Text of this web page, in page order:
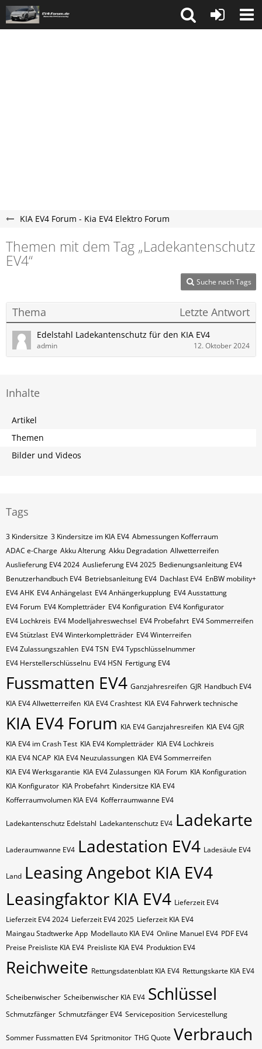
KIA EV4 Forum - Kia EV4 Elektro Forum
Themen mit dem Tag „Ladekantenschutz
EV4“
Suche nach Tags
Thema Letzte Antwort
Edelstahl Ladekantenschutz für den KIA EV4
admin 12. Oktober 2024
Inhalte
Artikel
Themen
Bilder und Videos
Tags
3 Kindersitze 3 Kindersitze im KIA EV4 Abmessungen Kofferraum
ADAC e-Charge Akku Alterung Akku Degradation Allwetterreifen
Auslieferung EV4 2024 Auslieferung EV4 2025 Bedienungsanleitung EV4
Benutzerhandbuch EV4 Betriebsanleitung EV4 Dachlast EV4 EnBW mobility+
EV4 AHK EV4 Anhängelast EV4 Anhängerkupplung EV4 Ausstattung
EV4 Forum EV4 Kompletträder EV4 Konfiguration EV4 Konfigurator
EV4 Lochkreis EV4 Modelljahreswechsel EV4 Probefahrt EV4 Sommerreifen
EV4 Stützlast EV4 Winterkompletträder EV4 Winterreifen
EV4 Zulassungszahlen EV4​​​​ TSN EV4​​​​ Typschlüsselnummer
EV4​​​​​ Herstellerschlüsselnu EV4​​​​​ HSN Fertigung EV4
Fussmatten EV4 Ganzjahresreifen GJR Handbuch EV4
KIA EV4 Allwetterreifen KIA EV4 Crashtest KIA EV4 Fahrwerk technische
KIA EV4 Forum KIA EV4 Ganzjahresreifen KIA EV4 GJR
KIA EV4 im Crash Test KIA EV4 Kompletträder KIA EV4 Lochkreis
KIA EV4 NCAP KIA EV4 Neuzulassungen KIA EV4 Sommerreifen
KIA EV4 Werksgarantie KIA EV4 Zulassungen KIA Forum KIA Konfiguration
KIA Konfigurator KIA Probefahrt Kindersitze KIA EV4
Kofferraumvolumen KIA EV4 Kofferraumwanne EV4
Ladekantenschutz Edelstahl Ladekantenschutz EV4 Ladekarte
Laderaumwanne EV4 Ladestation EV4 Ladesäule EV4
Land Leasing Angebot KIA EV4
Leasingfaktor KIA EV4 Lieferzeit EV4
Lieferzeit EV4 2024 Lieferzeit EV4 2025 Lieferzeit KIA EV4
Maingau Stadtwerke App Modellauto KIA EV4 Online Manuel EV4 PDF EV4
Preise Preisliste KIA EV4 Preisliste KIA EV4 Produktion EV4
Reichweite Rettungsdatenblatt KIA EV4 Rettungskarte KIA EV4
Scheibenwischer Scheibenwischer KIA​ EV4 Schlüssel
Schmutzfänger Schmutzfänger EV4 Serviceposition Servicestellung
Sommer Fussmatten EV4 Spritmonitor THG Quote Verbrauch